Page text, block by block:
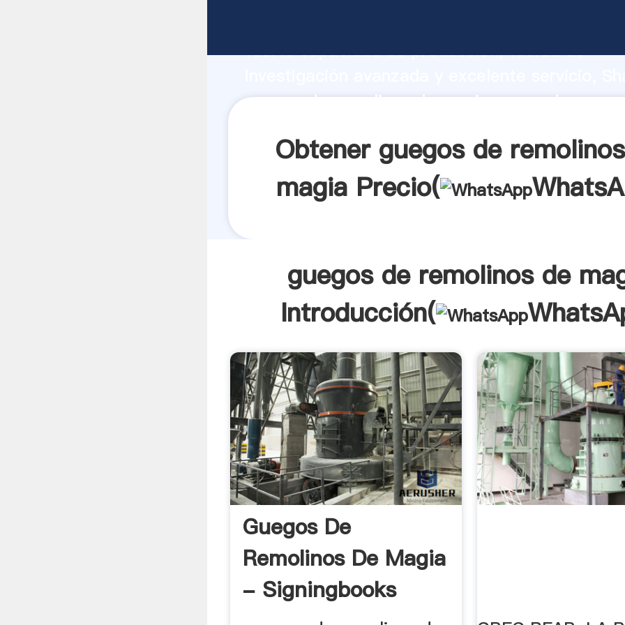
fuerte capacidad de producción, fuerza de
guegos de remolinos de magia proveedor crea
Obtener guegos de
magia Precio(
guegos de remolinos de
Introducción(
Guegos De
Remolinos De Magia
- Signingbooks